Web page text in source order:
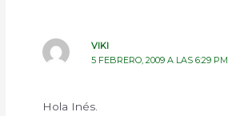
VIKI
5 FEBRERO, 2009 A LAS 6:29 PM
Hola Inés.